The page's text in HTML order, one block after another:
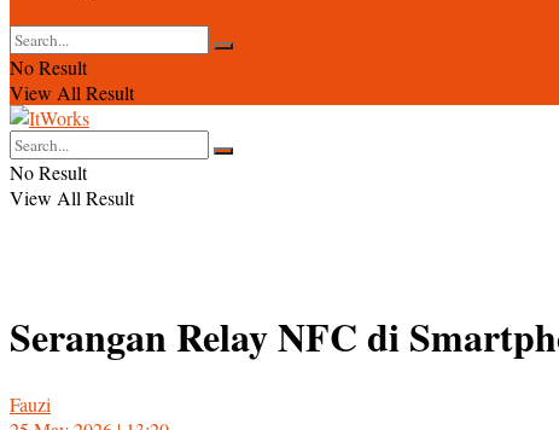
No Result
View All Result
No Result
View All Result
Serangan Relay NFC di
Fauzi